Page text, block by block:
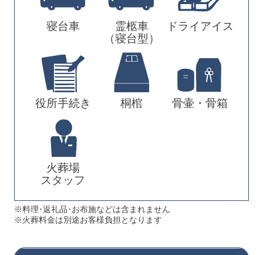
寝台車
霊柩車
（寝台型）
ドライアイス
役所手続き 桐棺 骨壷・骨箱
火葬場
スタッフ
※料理･返礼品･お布施などは含まれません
※火葬料金は別途お客様負担となります